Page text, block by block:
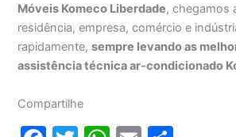
Móveis Komeco Liberdade, chegamos
residência, empresa, comércio e
rapidamente,sempre levando as
assistência técnica ar-condicionado
Compartilhe